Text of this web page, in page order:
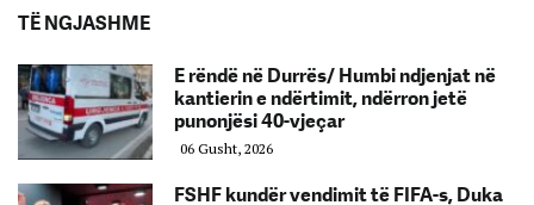
TË NGJASHME
E rëndë në Durrës/ Humbi ndjenjat në
kantierin e ndërtimit, ndërron jetë
punonjësi 40-vjeçar
06 Gusht, 2026
FSHF kundër vendimit të FIFA-s, Duka